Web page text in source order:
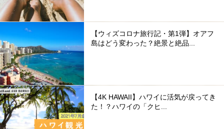
【ウィズコロナ旅行記・第1弾】オアフ
島はどう変わった？絶景と絶品...
【4K HAWAII】ハワイに活気が戻ってき
た！？ハワイの「クヒ...